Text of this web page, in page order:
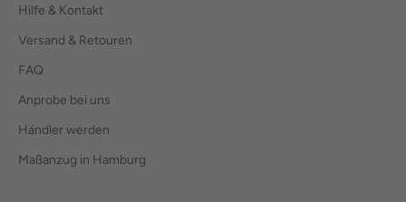
Hilfe & Kontakt
Versand & Retouren
FAQ
Anprobe bei uns
Händler werden
Maßanzug in Hamburg